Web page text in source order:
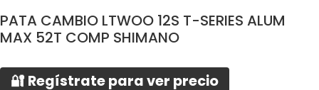
PATA CAMBIO LTWOO 12S T-SERIES ALUM
MAX 52T COMP SHIMANO
🔐 Regístrate para ver precio